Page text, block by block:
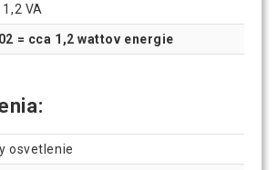
1,2 VA
= cca 1,2 wattov energie
osvetlenie